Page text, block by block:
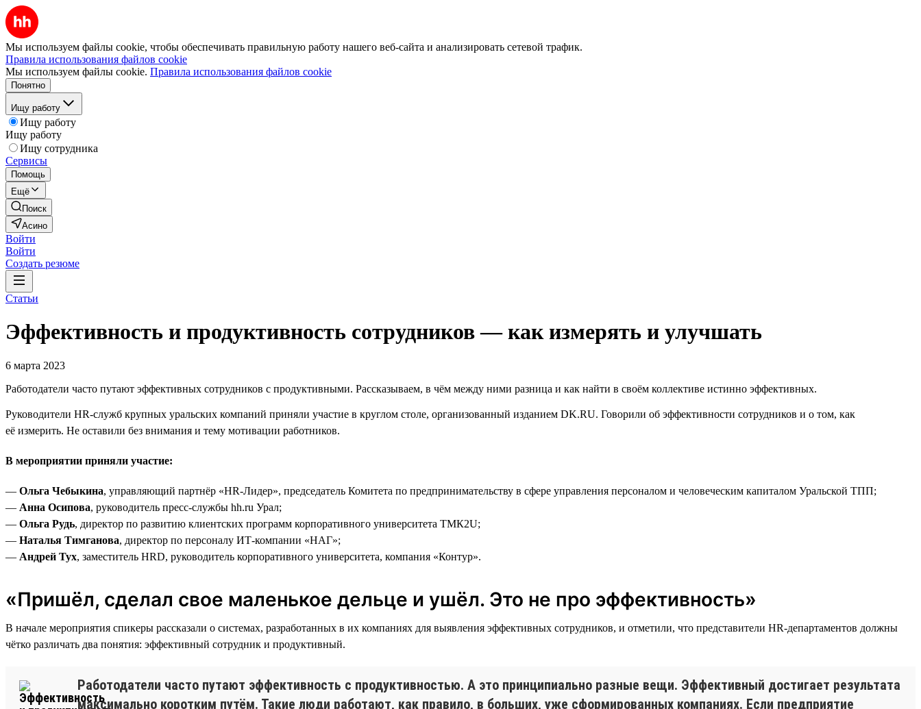
Мы используем файлы cookie, чтобы обеспечивать правильную работу нашего веб-сайта и анализировать сетевой трафик.
Правила использования файлов cookie
Мы используем файлы cookie. Правила использования файлов cookie
Понятно
Ищу работу
Ищу работу
Ищу работу
Ищу сотрудника
Сервисы
Помощь
Ещё
Поиск
Асино
Войти
Войти
Создать резюме
Статьи
Эффективность и продуктивность сотрудников — как измерять и улучшать
6 марта 2023
Работодатели часто путают эффективных сотрудников с продуктивными. Рассказываем, в чём между ними разница и как найти в своём коллективе истинно эффективных.
Руководители HR-служб крупных уральских компаний приняли участие в круглом столе, организованный изданием DK.RU. Говорили об эффективности сотрудников и о том, как
её измерить. Не оставили без внимания и тему мотивации работников.
В мероприятии приняли участие:
— Ольга Чебыкина, управляющий партнёр «HR-Лидер», председатель Комитета по предпринимательству в сфере управления персоналом и человеческим капиталом Уральской ТПП;
— Анна Осипова, руководитель пресс-службы hh.ru Урал;
— Ольга Рудь, директор по развитию клиентских программ корпоративного университета ТМК2U;
— Наталья Тимганова, директор по персоналу ИТ-компании «НАГ»;
— Андрей Тух, заместитель HRD, руководитель корпоративного университета, компания «Контур».
«Пришёл, сделал свое маленькое дельце и ушёл. Это не про эффективность»
В начале мероприятия спикеры рассказали о системах, разработанных в их компаниях для выявления эффективных сотрудников, и отметили, что представители HR-департаментов должны
чётко различать два понятия: эффективный сотрудник и продуктивный.
Работодатели часто путают эффективность с продуктивностью. А это принципиально разные вещи. Эффективный достигает результата
максимально коротким путём. Такие люди работают, как правило, в больших, уже сформированных компаниях. Если предприятие